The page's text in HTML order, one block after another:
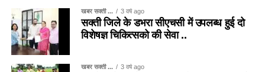
खबर सक्ती ... 3 वर्ष ago
सक्ती जिले के डभरा सीएचसी में उपलब्ध हुई दो
विशेषज्ञ चिकित्सको की सेवा ..
खबर सक्ती ... 3 वर्ष ago